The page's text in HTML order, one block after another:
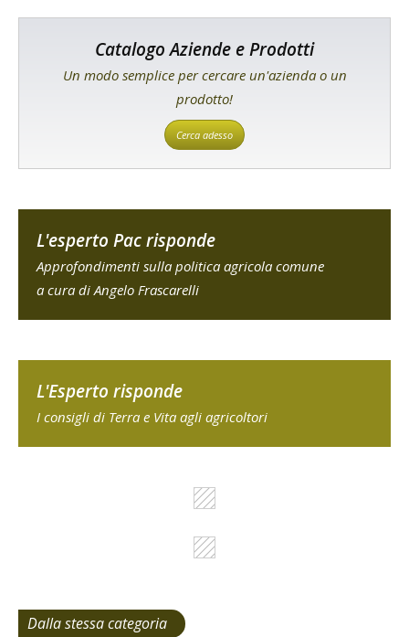
Catalogo Aziende e Prodotti
Un modo semplice per cercare un'azienda o un
prodotto!
Cerca adesso
L'esperto Pac risponde
Approfondimenti sulla politica agricola comune
a cura di Angelo Frascarelli
L'Esperto risponde
I consigli di Terra e Vita agli agricoltori
Dalla stessa categoria